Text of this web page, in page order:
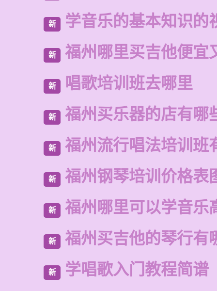
新 学音乐的基本知识的
新 福州哪里买吉他便宜
新 唱歌培训班去哪里
新 福州买乐器的店有哪
新 福州流行唱法培训班
新 福州钢琴培训价格表
新 福州哪里可以学音乐
新 福州买吉他的琴行有
新 学唱歌入门教程简谱